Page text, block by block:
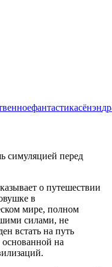
фантастикасёнэн
симуляцией перед
о путешествии
в
мире, полном
силами, не
встать на путь
на